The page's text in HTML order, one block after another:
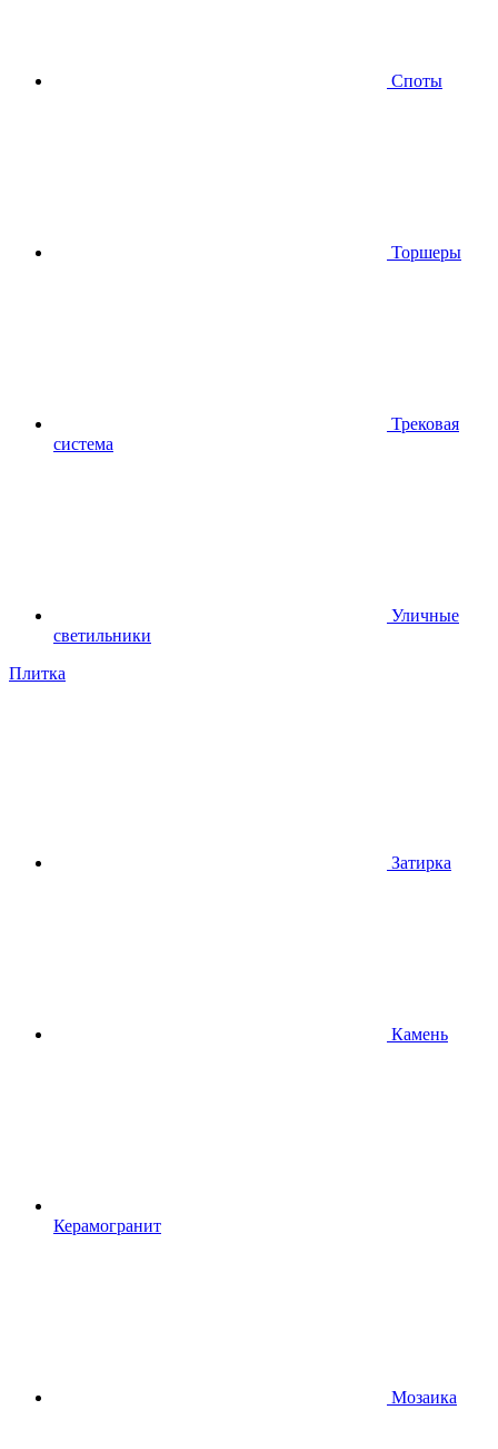
Споты
Торшеры
Трековая
система
Уличные
светильники
Плитка
Затирка
Камень
Керамогранит
Мозаика